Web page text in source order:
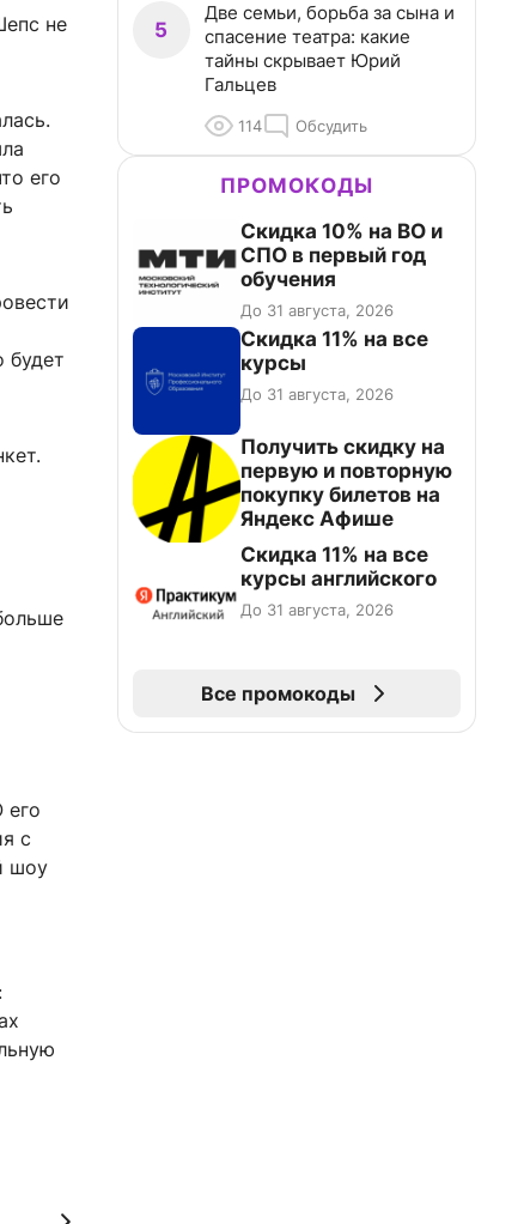
не
его
будет
его
с
шоу
5
Две семьи, борьба за сына и
спасение театра: какие
тайны скрывает Юрий
Гальцев
114 Обсудить
ПРОМОКОДЫ
Скидка 10% на ВО и
СПО в первый год
обучения
До 31 августа, 2026
Скидка 11% на все
курсы
До 31 августа, 2026
Получить скидку на
первую и повторную
покупку билетов на
Яндекс Афише
Скидка 11% на все
курсы английского
До 31 августа, 2026
Все промокоды